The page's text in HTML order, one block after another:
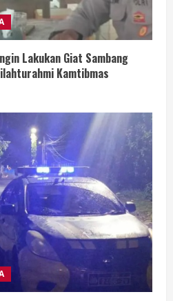
Lakukan Giat Sambang
Kamtibmas